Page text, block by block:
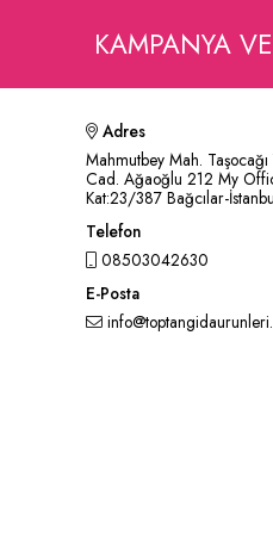
KAMPANYA
Adres
Mahmutbey Mah. Taşocağı
Cad. Ağaoğlu 212 My
Kat:23/387 Bağcılar-
Telefon
08503042630
E-Posta